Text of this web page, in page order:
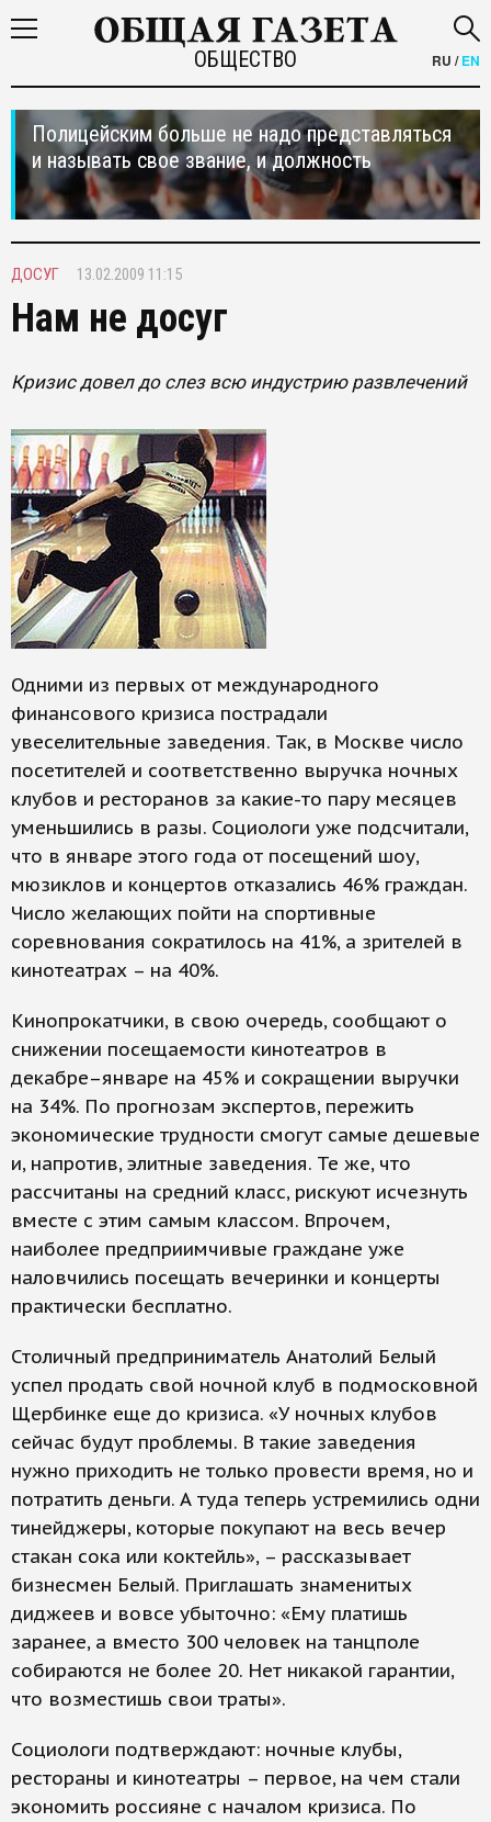
ОБЩЕСТВО RU /EN
Полицейским больше не надо представляться
и называть свое звание, и должность
ДОСУГ 13.02.2009 11:15
Нам не досуг
Кризис довел до слез всю индустрию развлечений
Одними из первых от международного
финансового кризиса пострадали
увеселительные заведения. Так, в Москве число
посетителей и соответственно выручка ночных
клубов и ресторанов за какие-то пару месяцев
уменьшились в разы. Социологи уже подсчитали,
что в январе этого года от посещений шоу,
мюзиклов и концертов отказались 46% граждан.
Число желающих пойти на спортивные
соревнования сократилось на 41%, а зрителей в
кинотеатрах – на 40%.
Кинопрокатчики, в свою очередь, сообщают о
снижении посещаемости кинотеатров в
декабре–январе на 45% и сокращении выручки
на 34%. По прогнозам экспертов, пережить
экономические трудности смогут самые дешевые
и, напротив, элитные заведения. Те же, что
рассчитаны на средний класс, рискуют исчезнуть
вместе с этим самым классом. Впрочем,
наиболее предприимчивые граждане уже
наловчились посещать вечеринки и концерты
практически бесплатно.
Столичный предприниматель Анатолий Белый
успел продать свой ночной клуб в подмосковной
Щербинке еще до кризиса. «У ночных клубов
сейчас будут проблемы. В такие заведения
нужно приходить не только провести время, но и
потратить деньги. А туда теперь устремились одни
тинейджеры, которые покупают на весь вечер
стакан сока или коктейль», – рассказывает
бизнесмен Белый. Приглашать знаменитых
диджеев и вовсе убыточно: «Ему платишь
заранее, а вместо 300 человек на танцполе
собираются не более 20. Нет никакой гарантии,
что возместишь свои траты».
Социологи подтверждают: ночные клубы,
рестораны и кинотеатры – первое, на чем стали
экономить россияне с началом кризиса. По